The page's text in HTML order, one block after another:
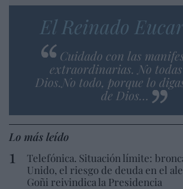
El Reinado
Cuidado con las
extraordinarias. No
Dios.No todo, porque lo
de Dios…
Lo más leído
Telefónica. Situación límite:
Unido, el riesgo de deuda en el
Goñi reivindica la Presidencia